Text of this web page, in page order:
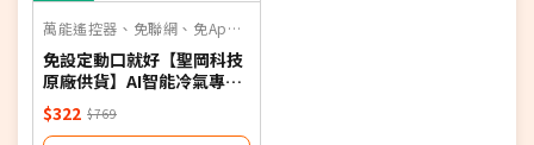
保固依原廠公告為主，加贈安裝保固一年。
萬能遙控器、免聯網、免App、聲控
免設定動口就好【聖岡科技
原廠供貨】AI智能冷氣專用
語音遙控器 保固一年 適用對
應廠牌 NB
$322 $769